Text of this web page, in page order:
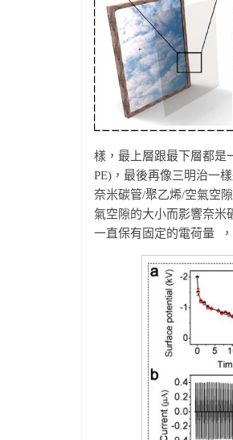
樣，最上層跟最下層都是
PE)，最後再像三明治一
奈米碳管/聚乙烯/空氣空
氣空隙的大小而影響奈米
一直保有固定的電荷量